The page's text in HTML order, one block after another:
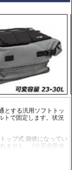
とする汎用ソフトトッ
トで固定します。状況
ップ式 袋状になってい
ません。
(※完全防水
背中ら背負うことも可